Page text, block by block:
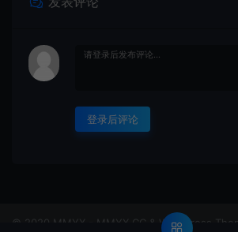
登录后评论
© 2020 MMYX - MMYX.CC & WordPress